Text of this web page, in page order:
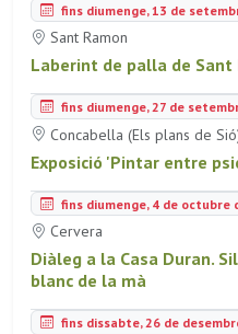
fins diumenge, 13 de
Sant Ramon
Laberint de palla de Sant
fins diumenge, 27 de
Concabella (Els plans de
Exposició 'Pintar entre
fins diumenge, 4 de octubre
Cervera
Diàleg a la Casa Duran.
blanc de la mà
fins dissabte, 26 de